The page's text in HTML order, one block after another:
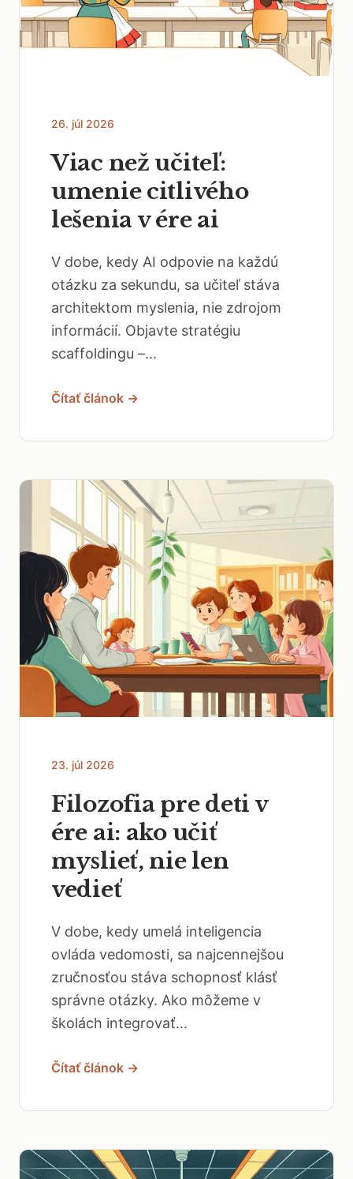
26. júl 2026
Viac než učiteľ:
umenie citlivého
lešenia v ére ai
V dobe, kedy AI odpovie na každú
otázku za sekundu, sa učiteľ stáva
architektom myslenia, nie zdrojom
informácií. Objavte stratégiu
scaffoldingu –...
Čítať článok →
23. júl 2026
Filozofia pre deti v
ére ai: ako učiť
myslieť, nie len
vedieť
V dobe, kedy umelá inteligencia
ovláda vedomosti, sa najcennejšou
zručnosťou stáva schopnosť klásť
správne otázky. Ako môžeme v
školách integrovať...
Čítať článok →